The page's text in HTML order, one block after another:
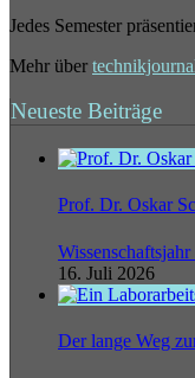
Jedes Semester
Mehr über
Neueste Beiträge
Prof. Dr. Oskar
16. Juli 2026
Der lange Weg